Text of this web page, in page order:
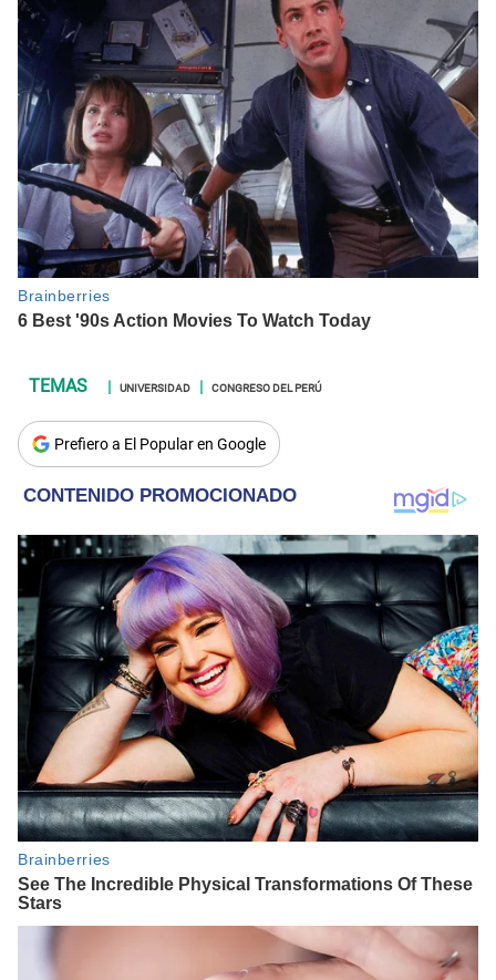
UNIVERSIDAD CONGRESO DEL PERÚ
Prefiero a El Popular en Google